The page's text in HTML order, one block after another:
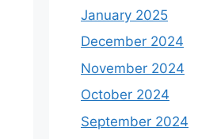
January 2025
December 2024
November 2024
October 2024
September 2024